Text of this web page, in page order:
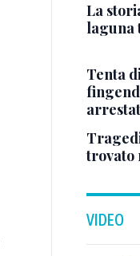
La
laguna
Tenta
trovato
VIDEO